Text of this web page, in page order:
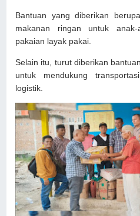
Bantuan yang diberikan
makanan ringan untuk
pakaian layak pakai.
Selain itu, turut diberikan
untuk mendukung
logistik.